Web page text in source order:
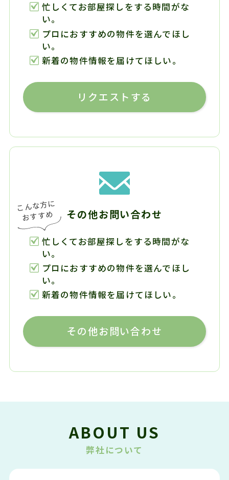
忙しくてお部屋探しをする時間がな
い。
プロにおすすめの物件を選んでほし
い。
新着の物件情報を届けてほしい。
リクエストする
その他お問い合わせ
忙しくてお部屋探しをする時間がな
い。
プロにおすすめの物件を選んでほし
い。
新着の物件情報を届けてほしい。
その他お問い合わせ
ABOUT US
弊社について